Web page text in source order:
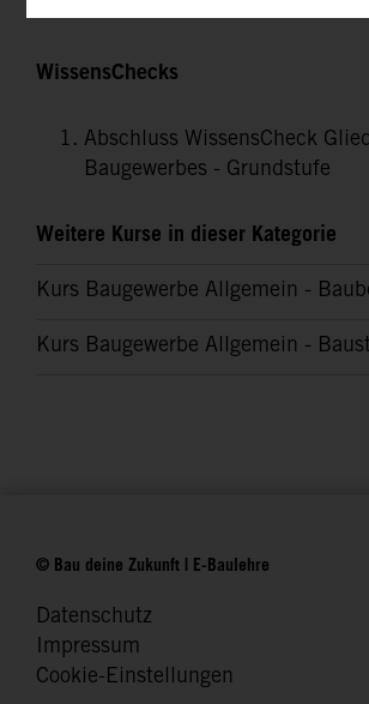
WissensChecks
Abschluss WissensCheck
Baugewerbes - Grundstufe
Weitere Kurse in dieser Kategorie
Kurs Baugewerbe Allgemein -
Kurs Baugewerbe Allgemein -
© Bau deine Zukunft | E-Baulehre
Datenschutz
Impressum
Cookie-Einstellungen